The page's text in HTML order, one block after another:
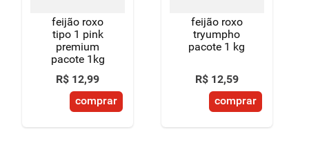
feijão roxo
tipo 1 pink
premium
pacote 1kg
R$ 12,99
comprar
feijão roxo
tryumpho
pacote 1 kg
R$ 12,59
comprar